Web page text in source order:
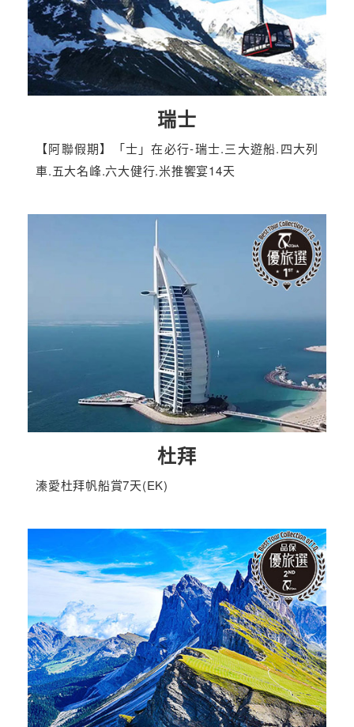
瑞士
【阿聯假期】「士」在必行-瑞士.三大遊船.四大列
車.五大名峰.六大健行.米推饗宴14天
杜拜
溱愛杜拜帆船賞7天(EK)